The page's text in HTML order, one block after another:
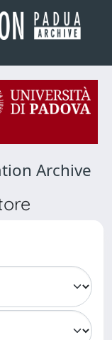
Archive